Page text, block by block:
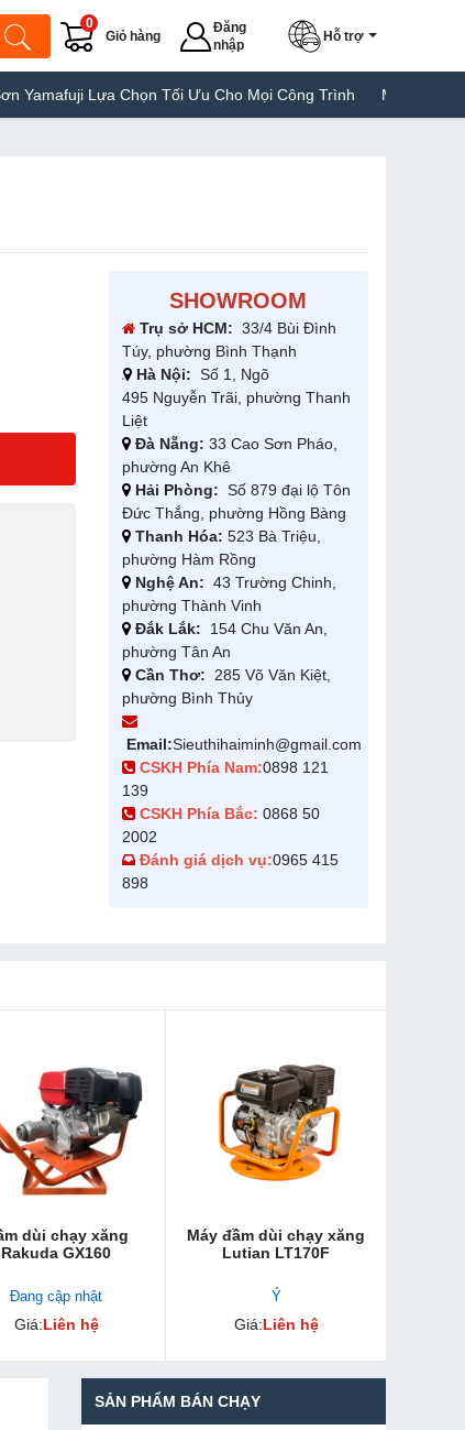
Giỏ hàng
0
Đăng
nhập
Hỗ trợ
Chọn Tối Ưu Cho Mọi Công Trình Máy Hàn Túi Yamafuji
SHOWROOM
Trụ sở HCM: 33/4 Bùi Đình
Túy, phường Bình Thạnh
Hà Nội: Số 1, Ngõ
495 Nguyễn Trãi, phường Thanh
Liệt
Đà Nẵng: 33 Cao Sơn Pháo,
phường An Khê
Hải Phòng: Số 879 đại lộ Tôn
Đức Thắng, phường Hồng Bàng
Thanh Hóa: 523 Bà Triệu,
phường Hàm Rồng
Nghệ An: 43 Trường Chinh,
phường Thành Vinh
Đắk Lắk: 154 Chu Văn An,
phường Tân An
Cần Thơ: 285 Võ Văn Kiệt,
phường Bình Thủy
Email:Sieuthihaiminh@gmail.com
CSKH Phía Nam:0898 121
139
CSKH Phía Bắc: 0868 50
2002
Đánh giá dịch vụ:0965 415
898
dùi chạy xăng
Rakuda GX160
Đang cập nhật
Giá:Liên hệ
Máy đầm dùi chạy xăng
Lutian LT170F
Ý
Giá:Liên hệ
SẢN PHẨM BÁN CHẠY